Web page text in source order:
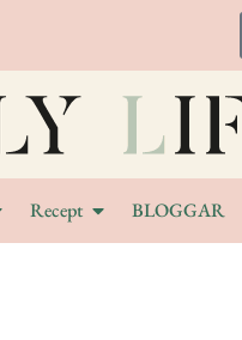
Recept BLOGGAR